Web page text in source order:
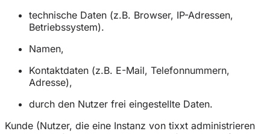
technische Daten (z.B. Browser, IP-Adressen,
Betriebssystem).
Namen,
Kontaktdaten (z.B. E-Mail, Telefonnummern,
Adresse),
durch den Nutzer frei eingestellte Daten.
Kunde (Nutzer, die eine Instanz von tixxt administrieren